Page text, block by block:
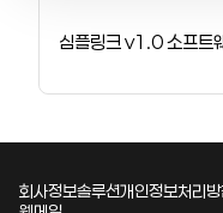
심플링크 v1.0 소프트
회사정보솔루션개인정보처리방